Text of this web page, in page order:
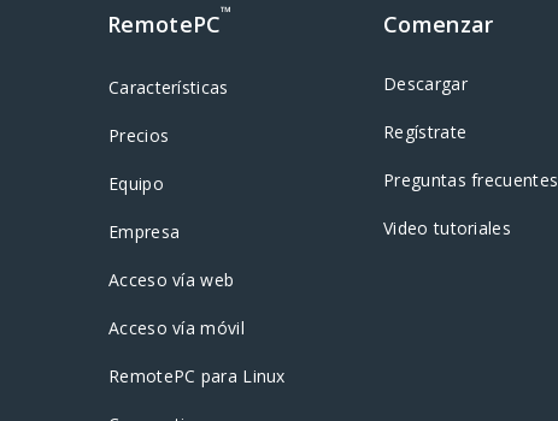
RemotePC™
Características
Precios
Equipo
Empresa
Acceso vía web
Acceso vía móvil
RemotePC para Linux
Comenzar
Descargar
Regístrate
Preguntas frecuentes
Video tutoriales